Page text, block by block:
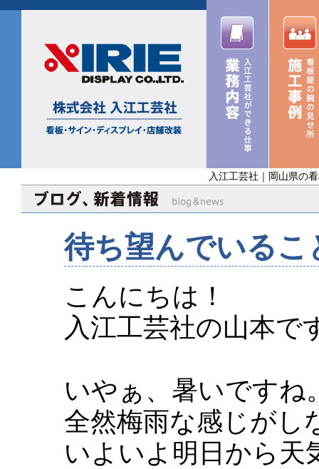
入江工芸社｜岡山県の
待ち望んでいるこ
こんにちは！
入江工芸社の山本で
いやぁ、暑いですね
全然梅雨な感じがし
いよいよ明日から天